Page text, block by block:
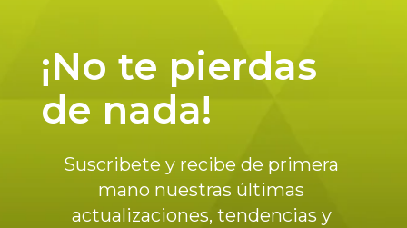
¡No te pierdas
de nada!
Suscribete y recibe de primera
mano nuestras últimas
actualizaciones, tendencias y